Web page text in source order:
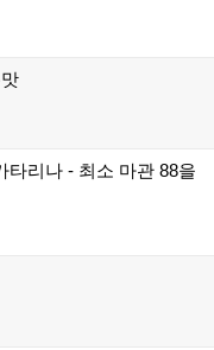
타리나 - 최소 마관 88을